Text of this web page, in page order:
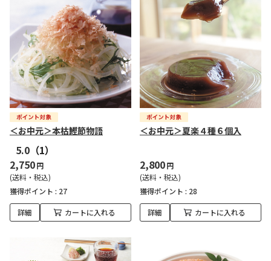
＜お中元＞本枯鰹節物語
5.0 （1）
2,750円
(送料・税込)
獲得ポイント : 27
詳細 カートに入れる
＜お中元＞夏楽４種６個入
2,800円
(送料・税込)
獲得ポイント : 28
詳細 カートに入れる